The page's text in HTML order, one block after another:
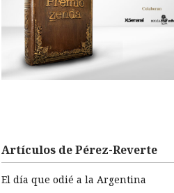
Artículos de Pérez-Reverte
El día que odié a la Argentina